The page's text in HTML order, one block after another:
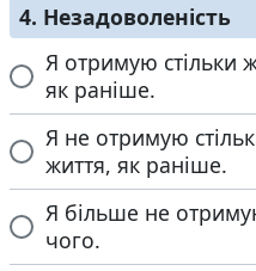
4. Незадоволеність
Я отримую стільки
як раніше.
Я не отримую
життя, як раніше.
Я більше не
чого.